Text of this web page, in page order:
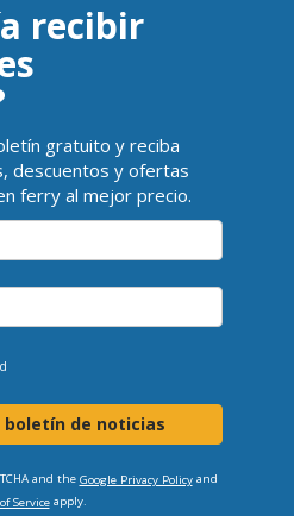
recibir
gratuito y reciba
descuentos y ofertas
ferry al mejor precio.
boletín de noticias
and the Google Privacy Policyand
Serviceapply.